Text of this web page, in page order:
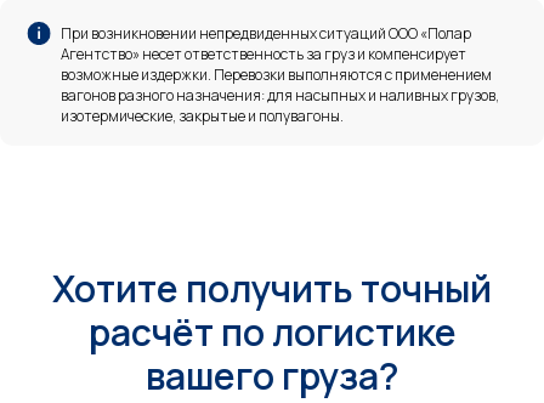
При возникновении непредвиденных ситуаций ООО «Полар
Агентство» несет ответственность за груз и компенсирует
возможные издержки. Перевозки выполняются с применением
вагонов разного назначения: для насыпных и наливных грузов,
изотермические, закрытые и полувагоны.
Хотите получить точный
расчёт по логистике
вашего груза?